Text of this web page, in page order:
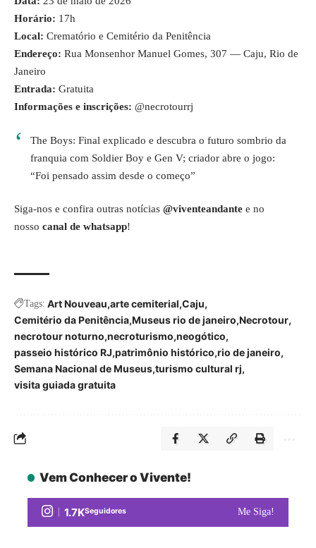
Horário: 17h
Local: Crematório e Cemitério da Penitência
Endereço: Rua Monsenhor Manuel Gomes, 307 — Caju, Rio de
Janeiro
Entrada: Gratuita
Informações e inscrições: @necrotourrj
The Boys: Final explicado e descubra o futuro sombrio da
franquia com Soldier Boy e Gen V; criador abre o jogo:
“Foi pensado assim desde o começo”
Siga-nos e confira outras notícias @viventeandante e no
nosso canal de whatsapp!
Tags: Art Nouveau arte cemiterial Caju
Cemitério da Penitência Museus rio de janeiro Necrotour
necrotour noturno necroturismo neogótico
passeio histórico RJ patrimônio histórico rio de janeiro
Semana Nacional de Museus turismo cultural rj
visita guiada gratuita
Vem Conhecer o Vivente!
1.7KSeguidores Me Siga!